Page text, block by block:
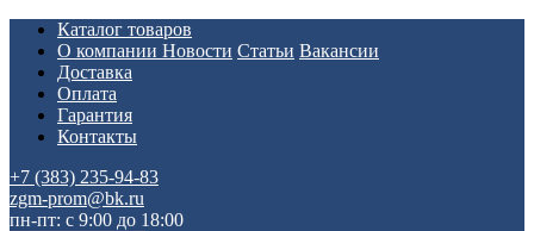
Каталог товаров
О компании Новости Статьи Вакансии
Доставка
Оплата
Гарантия
Контакты
+7 (383) 235-94-83
zgm-prom@bk.ru
пн-пт: с 9:00 до 18:00